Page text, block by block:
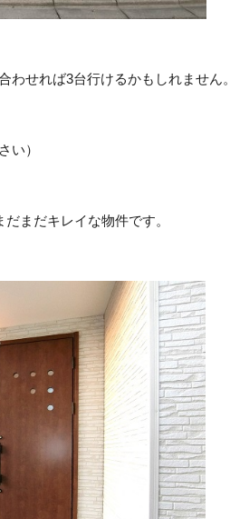
わせれば3台行けるかもしれません。
い）
まだキレイな物件です。